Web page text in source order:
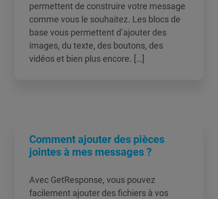
permettent de construire votre message
comme vous le souhaitez. Les blocs de
base vous permettent d’ajouter des
images, du texte, des boutons, des
vidéos et bien plus encore. […]
Comment ajouter des pièces
jointes à mes messages ?
Avec GetResponse, vous pouvez
facilement ajouter des fichiers à vos